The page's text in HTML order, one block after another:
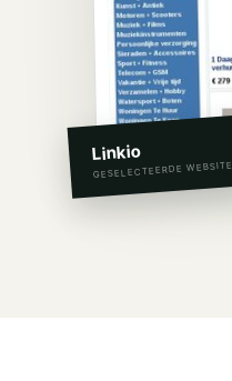
Linkio
GESELECTEERDE WEBSITE